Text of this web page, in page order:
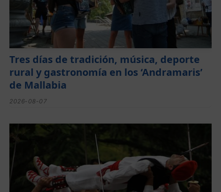
Tres días de tradición, música, deporte
rural y gastronomía en los ‘Andramaris’
de Mallabia
2026-08-07
Lorentzo Deunaren jaiak domekan
hasiko dira Montorran eta Berrizen